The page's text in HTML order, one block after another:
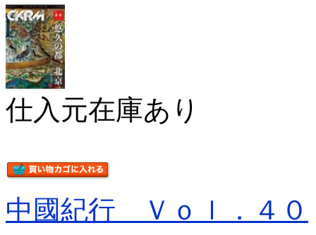
仕入元在庫あり
中國紀行 Ｖｏｌ．４０